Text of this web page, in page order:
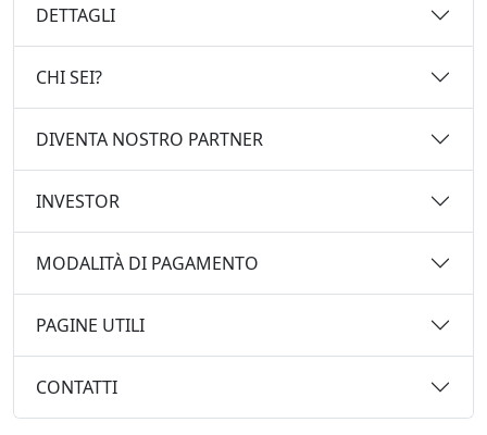
DETTAGLI
CHI SEI?
DIVENTA NOSTRO PARTNER
INVESTOR
MODALITÀ DI PAGAMENTO
PAGINE UTILI
CONTATTI